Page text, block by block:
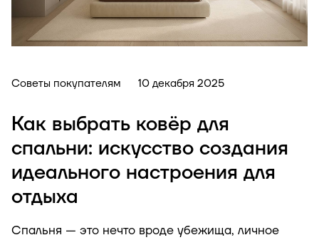
Советы покупателям 10 декабря 2025
Как выбрать ковёр для
спальни: искусство создания
идеального настроения для
отдыха
Спальня — это нечто вроде убежища, личное